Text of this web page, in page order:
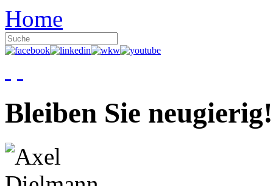
Home
Bleiben Sie neugierig!